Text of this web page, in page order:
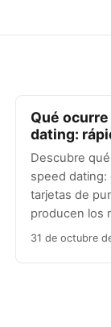
Qué
dating:
Descubre
speed dating:
tarjetas de
producen los
31 de octubre